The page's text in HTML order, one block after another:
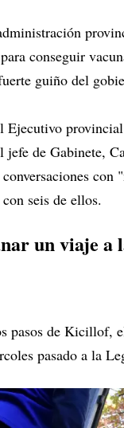
conseguir
guiño del
Ejecutivo
jefe de Gabinete,
seis de ellos.
un viaje a
pasos de Kicillof,
pasado a la